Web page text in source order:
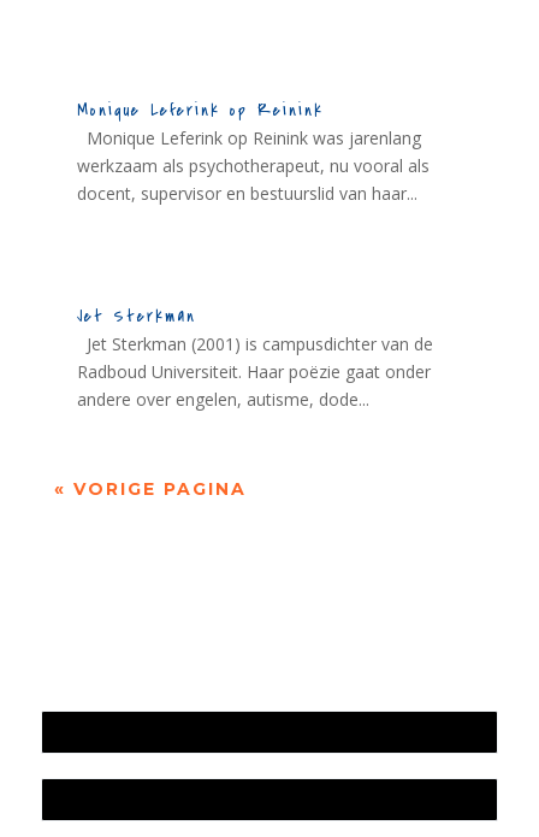
Monique Leferink op Reinink
Monique Leferink op Reinink was jarenlang
werkzaam als psychotherapeut, nu vooral als
docent, supervisor en bestuurslid van haar...
Jet Sterkman
Jet Sterkman (2001) is campusdichter van de
Radboud Universiteit. Haar poëzie gaat onder
andere over engelen, autisme, dode...
« VORIGE PAGINA